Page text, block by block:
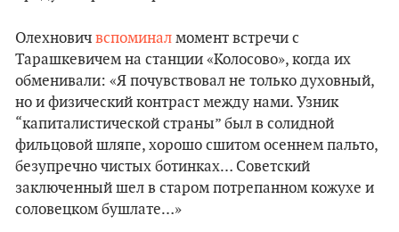
Олехнович вспоминал момент встречи с
Тарашкевичем на станции «Колосово», когда их
обменивали: «Я почувствовал не только духовный,
но и физический контраст между нами. Узник
“капиталистической страны” был в солидной
фильцовой шляпе, хорошо сшитом осеннем пальто,
безупречно чистых ботинках… Советский
заключенный шел в старом потрепанном кожухе и
соловецком бушлате…»